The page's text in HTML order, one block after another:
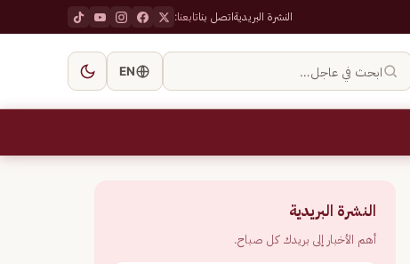
النشرة البريديةاتصل بناتابعنا:
ابحث في عاجل… EN
النشرة البريدية
أهم الأخبار إلى بريدك كل صباح.